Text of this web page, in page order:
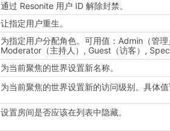
通过 Resonite 用户 ID 解除封禁。
让指定用户重生。
为指定用户分配角色。可用值：Admin（管
Moderator（主持人）, Guest（访客）,
为当前聚焦的世界设置新名称。
为当前聚焦的世界设置新的访问级别。具体
设置房间是否应该在列表中隐藏。